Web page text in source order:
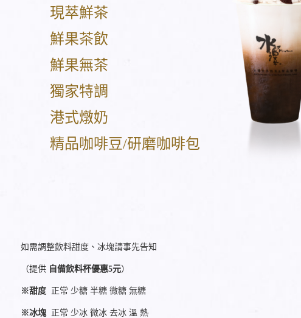
現萃鮮茶
鮮果茶飲
鮮果無茶
獨家特調
港式燉奶
精品咖啡豆/研磨咖啡包
如需調整飲料甜度、冰塊請事先告知
（提供 自備飲料杯優惠5元）
※甜度 正常 少糖 半糖 微糖 無糖
※冰塊 正常 少冰 微冰 去冰 溫 熱